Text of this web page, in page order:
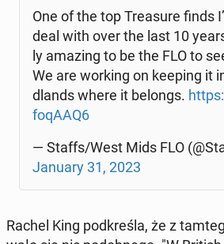
One of the top Tre­asu­re finds
deal with over the last 10
ly amazing to be the FLO to
We are working on keeping it
dlands where it belongs.
fo­qA­AQ6
— Staffs/West Mids FLO
January 31, 2023
Rachel King pod­kre­śla, że z